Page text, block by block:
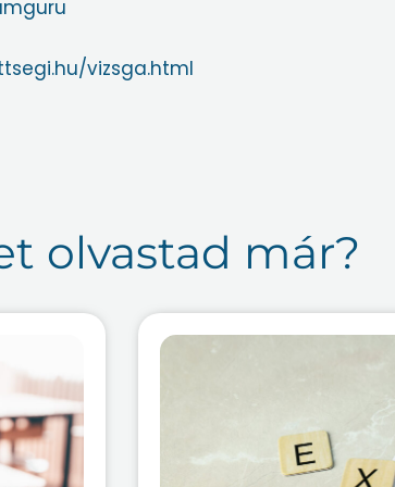
vizsga.html
olvastad már?